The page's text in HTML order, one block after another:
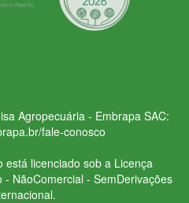
Agropecuária - Embrapa SAC:
fale-conosco
licenciado sob a Licença
NãoComercial - SemDerivações